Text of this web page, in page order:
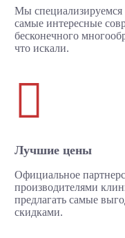
Мы специализируемся
самые интересные
бесконечного
что искали.

Лучшие цены
Официальное
производителями
предлагать самые
скидками.